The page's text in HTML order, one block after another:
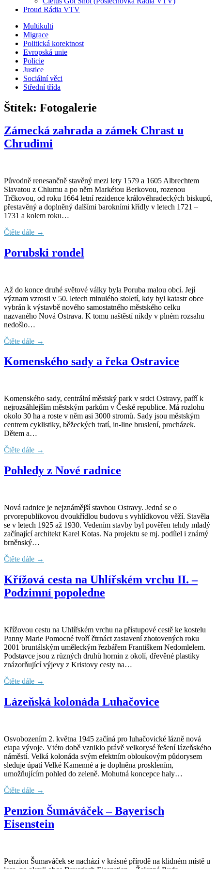
Proud Rádia VTV
Sub
menu
Multikulti
Migrace
Politická korektnost
Evropská unie
Policie
Justice
Sociální věci
Střední třída
Štítek: Fotogalerie
Zámecká zahrada a zámek Chrast u
Chrudimi
Původně renesančně stavěný mezi lety 1579 a 1605 Albrechtem
Slavatou z Chlumu a po něm Markétou Berkovou, rozenou
Trčkovou, od roku 1664 letní rezidence královéhradeckých biskupů,
přestavěný a doplněný dalšími barokními křídly v letech 1721 –
1731 a kolem roku…
Čtěte dále →
Porubski rondel
Až do konce druhé světové války byla Poruba malou obcí. Její
význam vzrostl v 50. letech minulého století, kdy byl katastr obce
vybrán k výstavbě nového samostatného městského celku
nazvaného Nová Ostrava. K tomu naštěstí nikdy v plném rozsahu
nedošlo…
Čtěte dále →
Komenského sady a řeka Ostravice
Komenského sady, centrální městský park v srdci Ostravy, patří k
nejrozsáhlejším městským parkům v České republice. Má rozlohu
okolo 30 ha a roste v něm asi 3000 stromů. Sady jsou městským
centrem cyklistiky, běžeckých tratí, in-line bruslení, procházek.
Dětem a…
Čtěte dále →
Pohledy z Nové radnice
Nová radnice je nejznámější stavbou Ostravy. Jedná se o
prvorepublikovou dvoukřídlou budovu s vyhlídkovou věží. Stavěla
se v letech 1925 až 1930. Vedením stavby byl pověřen tehdy mladý
začínající architekt Karel Kotas. Na projektu se mj. podílel i známý
brněnský…
Čtěte dále →
Křížová cesta na Uhlířském vrchu II. –
Podzimní popoledne
Křížovou cestu na Uhlířském vrchu na přístupové cestě ke kostelu
Panny Marie Pomocné tvoří čtrnáct zastavení zhotovených roku
2001 bruntálským uměleckým řezbářem Františkem Nedomlelem.
Podstavce jsou z různých druhů hornin z okolí, dřevěné plastiky
znázorňující výjevy z Kristovy cesty na…
Čtěte dále →
Lázeňská kolonáda Luhačovice
Osvobozením 2. května 1945 začíná pro luhačovické lázně nová
etapa vývoje. Vtéto době vzniklo právě velkorysé řešení lázeňského
náměstí. Velká kolonáda svým efektním obloukovým půdorysem
sleduje úpatí Velké Kamenné a je doplněna prosklením,
umožňujícím pohled do zeleně. Mohutná koncepce haly…
Čtěte dále →
Penzion Šumáváček – Bayerisch
Eisenstein
Penzion Šumaváček se nachází v krásné přírodě na klidném místě u